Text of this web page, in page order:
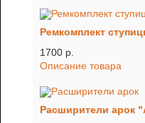
Ремкомплект
1700 p.
Описание товара
Расширители арок